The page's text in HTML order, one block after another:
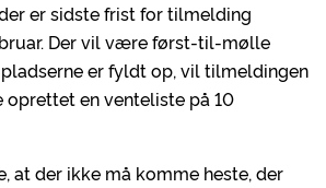
er sidste frist for tilmelding
Der vil være først-til-mølle
er fyldt op, vil tilmeldingen
oprettet en venteliste på 10
at der ikke må komme heste, der